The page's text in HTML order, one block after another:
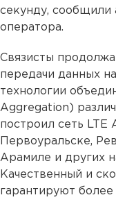
секунду, сообщили
оператора.
Связисты
передачи данных
технологии
Aggregation)
построил сеть
Первоуральске,
Арамиле и других
Качественный и
гарантируют